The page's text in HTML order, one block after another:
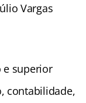
Vargas
e superior
contabilidade,